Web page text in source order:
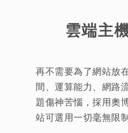
雲端主
再不需要為了網站放
間、運算能力、網路
題傷神苦惱，採用奧
站可選用一切毫無限